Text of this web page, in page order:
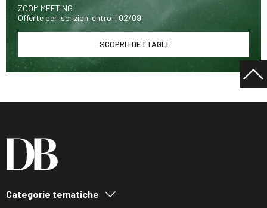
ZOOM MEETING
Offerte per iscrizioni entro il 02/09
SCOPRI I DETTAGLI
Categorie tematiche